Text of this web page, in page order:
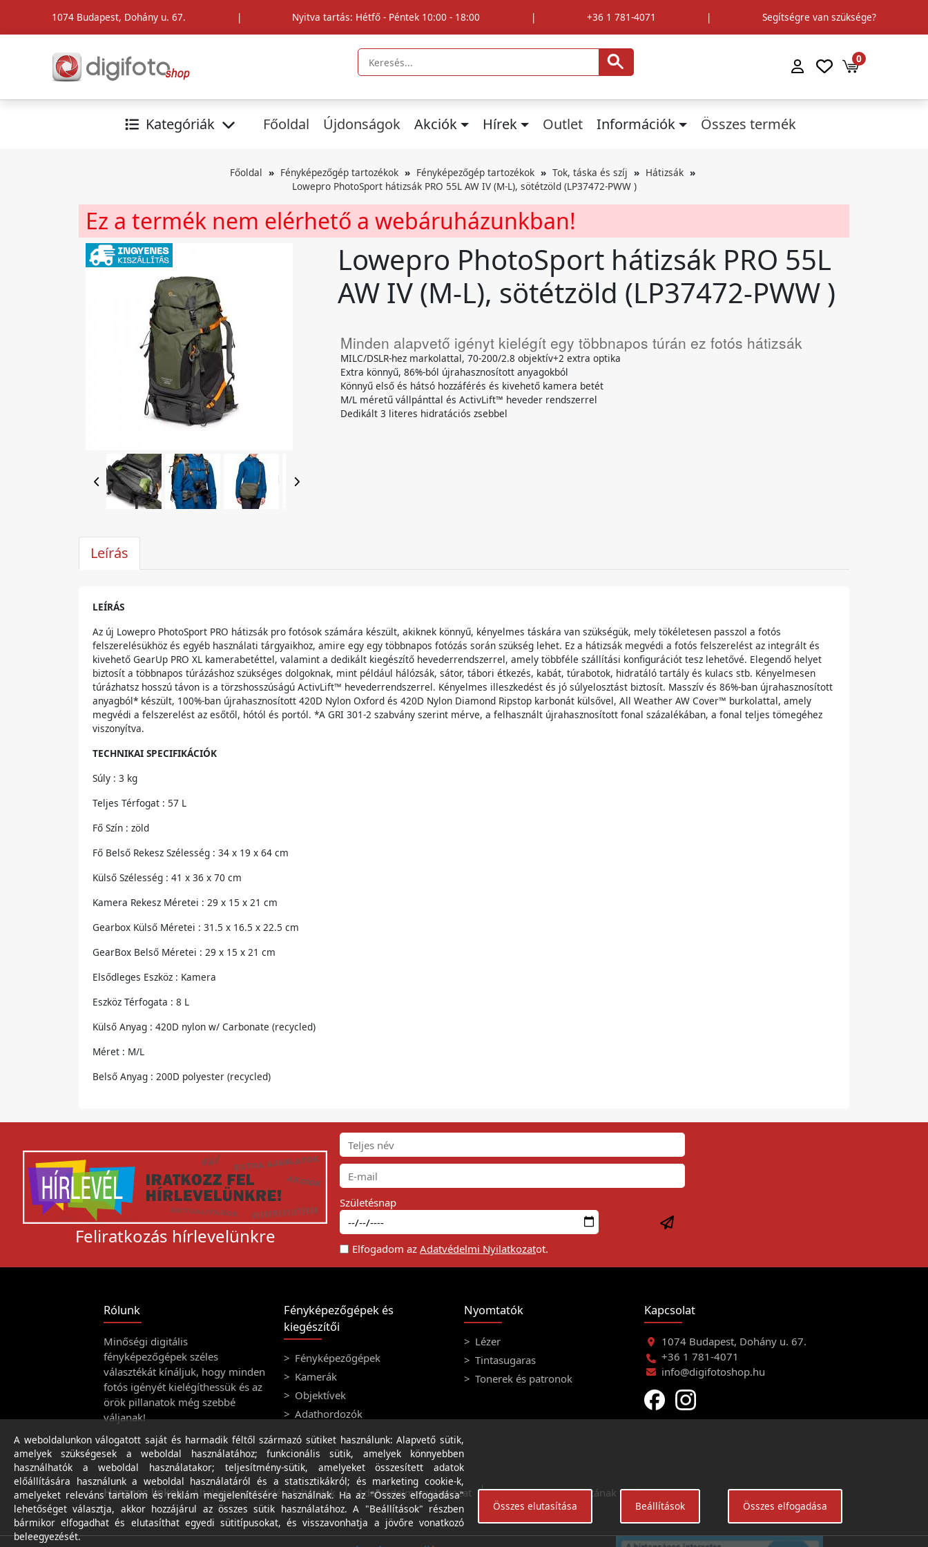
1074 Budapest, Dohány u. 67. | Nyitva tartás: Hétfő - Péntek 10:00 - 18:00 | +36 1 781-4071 | Segítségre van szüksége?
0
Kategóriák Főoldal Újdonságok Akciók Hírek Outlet Információk Összes termék
Főoldal Fényképezőgép tartozékok Fényképezőgép tartozékok Tok, táska és szíj
Hátizsák
Lowepro PhotoSport hátizsák PRO 55L AW IV (M-L), sötétzöld (LP37472-PWW )
Ez a termék nem elérhető a webáruházunkban!
Lowepro PhotoSport hátizsák PRO 55L
AW IV (M-L), sötétzöld (LP37472-PWW )
Minden alapvető igényt kielégít egy többnapos túrán ez fotós hátizsák
MILC/DSLR-hez markolattal, 70-200/2.8 objektív+2 extra optika
Extra könnyű, 86%-ból újrahasznosított anyagokból
Könnyű első és hátsó hozzáférés és kivehető kamera betét
M/L méretű vállpánttal és ActivLift™ heveder rendszerrel
Dedikált 3 literes hidratációs zsebbel
Leírás
LEÍRÁS
Az új Lowepro PhotoSport PRO hátizsák pro fotósok számára készült, akiknek könnyű, kényelmes táskára van szükségük, mely tökéletesen passzol a fotós
felszerelésükhöz és egyéb használati tárgyaikhoz, amire egy egy többnapos fotózás során szükség lehet. Ez a hátizsák megvédi a fotós felszerelést az integrált és
kivehető GearUp PRO XL kamerabetéttel, valamint a dedikált kiegészítő hevederrendszerrel, amely többféle szállítási konfigurációt tesz lehetővé. Elegendő helyet
biztosít a többnapos túrázáshoz szükséges dolgoknak, mint például hálózsák, sátor, tábori étkezés, kabát, túrabotok, hidratáló tartály és kulacs stb. Kényelmesen
túrázhatsz hosszú távon is a törzshosszúságú ActivLift™ hevederrendszerrel. Kényelmes illeszkedést és jó súlyelosztást biztosít. Masszív és 86%-ban újrahasznosított
anyagból* készült, 100%-ban újrahasznosított 420D Nylon Oxford és 420D Nylon Diamond Ripstop karbonát külsővel, All Weather AW Cover™ burkolattal, amely
megvédi a felszerelést az esőtől, hótól és portól. *A GRI 301-2 szabvány szerint mérve, a felhasznált újrahasznosított fonal százalékában, a fonal teljes tömegéhez
viszonyítva.
TECHNIKAI SPECIFIKÁCIÓK
Súly : 3 kg
Teljes Térfogat : 57 L
Fő Szín : zöld
Fő Belső Rekesz Szélesség : 34 x 19 x 64 cm
Külső Szélesség : 41 x 36 x 70 cm
Kamera Rekesz Méretei : 29 x 15 x 21 cm
Gearbox Külső Méretei : 31.5 x 16.5 x 22.5 cm
GearBox Belső Méretei : 29 x 15 x 21 cm
Elsődleges Eszköz : Kamera
Eszköz Térfogata : 8 L
Külső Anyag : 420D nylon w/ Carbonate (recycled)
Méret : M/L
Belső Anyag : 200D polyester (recycled)
Feliratkozás hírlevelünkre
Születésnap
Elfogadom az Adatvédelmi Nyilatkozatot.
Rólunk
Minőségi digitális
fényképezőgépek széles
választékát kínáljuk, hogy minden
fotós igényét kielégíthessük és az
örök pillanatok még szebbé
váljanak!
Fényképezőgépek és
kiegészítői
Fényképezőgépek
Kamerák
Objektívek
Adathordozók
Nyomtatók
Lézer
Tintasugaras
Tonerek és patronok
Kapcsolat
1074 Budapest, Dohány u. 67.
+36 1 781-4071
info@digifotoshop.hu
Hasznos linkek Általános szerződési feltételek Adatvédelmi nyilatkozat A weboldal használatának feltételei
A weboldalunkon válogatott saját és harmadik féltől származó sütiket használunk: Alapvető sütik,
amelyek szükségesek a weboldal használatához; funkcionális sütik, amelyek könnyebben
használhatók a weboldal használatakor; teljesítmény-sütik, amelyeket összesített adatok
előállítására használunk a weboldal használatáról és a statisztikákról; és marketing cookie-k,
amelyeket releváns tartalom és reklám megjelenítésére használnak. Ha az "Összes elfogadása"
lehetőséget választja, akkor hozzájárul az összes sütik használatához. A "Beállítások" részben
bármikor elfogadhat és elutasíthat egyedi sütitípusokat, és visszavonhatja a jövőre vonatkozó
beleegyezését.
Összes elutasítása Beállítások Összes elfogadása